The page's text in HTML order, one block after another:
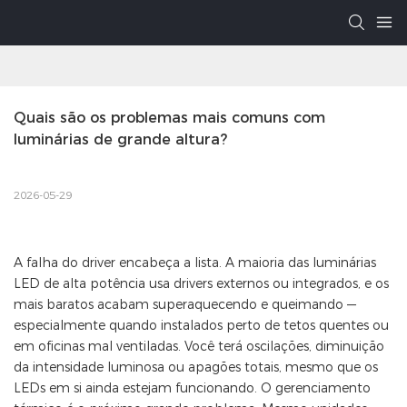
Quais são os problemas mais comuns com
luminárias de grande altura?
2026-05-29
A falha do driver encabeça a lista. A maioria das luminárias
LED de alta potência usa drivers externos ou integrados, e os
mais baratos acabam superaquecendo e queimando —
especialmente quando instalados perto de tetos quentes ou
em oficinas mal ventiladas. Você terá oscilações, diminuição
da intensidade luminosa ou apagões totais, mesmo que os
LEDs em si ainda estejam funcionando. O gerenciamento